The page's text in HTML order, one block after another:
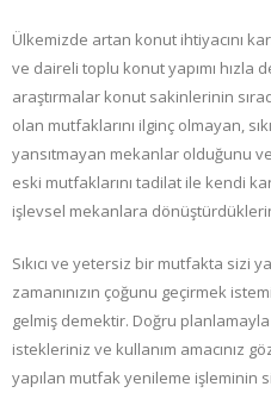
Ülkemizde artan konut ihtiyacını
ve daireli toplu konut yapımı hızla
araştırmalar konut sakinlerinin
olan mutfaklarını ilginç olmayan,
yansıtmayan mekanlar olduğunu
eski mutfaklarını tadilat ile kendi
işlevsel mekanlara
Sıkıcı ve yetersiz bir mutfakta sizi
zamanınızın çoğunu geçirmek
gelmiş demektir. Doğru
istekleriniz ve kullanım amacınız
yapılan mutfak yenileme işleminin